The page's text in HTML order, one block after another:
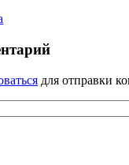
для отправки